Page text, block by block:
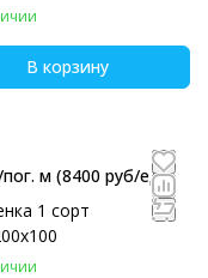
В корзину
м (8400 руб/eд)
1 сорт